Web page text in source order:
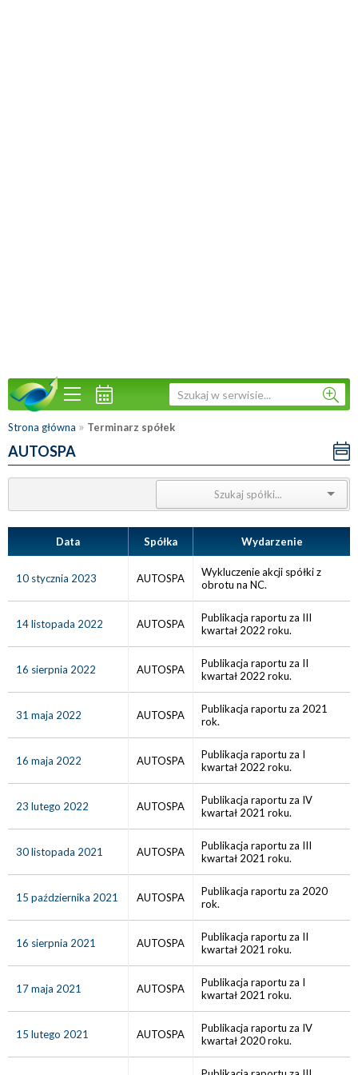
Strona główna » Terminarz spółek
AUTOSPA
Data Spółka Wydarzenie
10 stycznia 2023 AUTOSPA
Wykluczenie akcji spółki z
obrotu na NC.
14 listopada 2022 AUTOSPA
Publikacja raportu za III
kwartał 2022 roku.
16 sierpnia 2022 AUTOSPA
Publikacja raportu za II
kwartał 2022 roku.
31 maja 2022 AUTOSPA
Publikacja raportu za 2021
rok.
16 maja 2022 AUTOSPA
Publikacja raportu za I
kwartał 2022 roku.
23 lutego 2022 AUTOSPA
Publikacja raportu za IV
kwartał 2021 roku.
30 listopada 2021 AUTOSPA
Publikacja raportu za III
kwartał 2021 roku.
15 października 2021 AUTOSPA
Publikacja raportu za 2020
rok.
16 sierpnia 2021 AUTOSPA
Publikacja raportu za II
kwartał 2021 roku.
17 maja 2021 AUTOSPA
Publikacja raportu za I
kwartał 2021 roku.
15 lutego 2021 AUTOSPA
Publikacja raportu za IV
kwartał 2020 roku.